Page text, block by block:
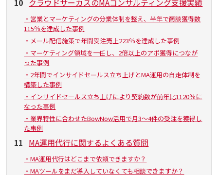
10 クラウドサーカスのMAコンサルティング支援実績
・営業とマーケティングの分業体制を整え、半年で商談獲得数
115％を達成した事例
・メール配信施策で年間受注売上223％を達成した事例
・マーケティング領域を一任し、2倍以上のアポ獲得につなが
った事例
・2年間でインサイドセールス立ち上げとMA運用の自走体制を
構築した事例
・インサイドセールス立ち上げにより契約数が前年比1120％に
なった事例
・業界特性に合わせたBowNow活用で月3〜4件の受注を獲得し
た事例
11 MA運用代行に関するよくある質問
・MA運用代行はどこまで依頼できますか？
・MAツールをまだ導入していなくても相談できますか？